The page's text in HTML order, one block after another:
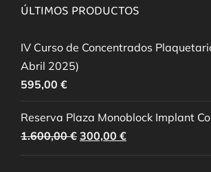
ÚLTIMOS PRODUCTOS
IV Curso de Concentrados
Abril 2025)
595,00 €
Reserva Plaza Monoblock Implant
1.600,00€ El
precio
300,00 €
precio